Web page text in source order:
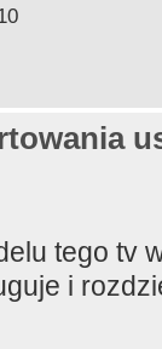
tego tv
i